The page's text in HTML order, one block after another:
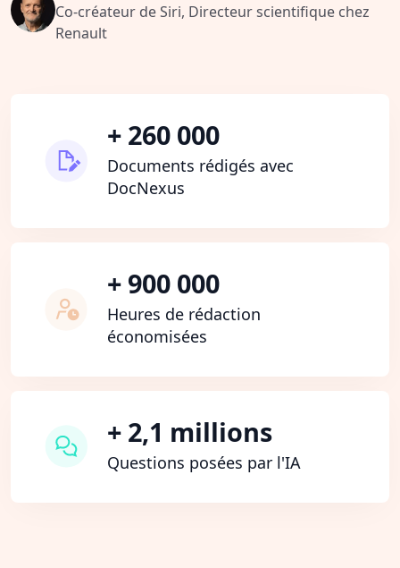
Co-créateur de Siri, Directeur scientifique chez
Renault
+ 260 000
Documents rédigés avec
DocNexus
+ 900 000
Heures de rédaction
économisées
+ 2,1 millions
Questions posées par l'IA